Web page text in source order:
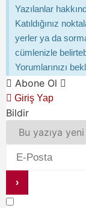
Yazılanlar
Katıldığınız
yerler ya da
cümlenizle
Yorumlarınızı
Abone Ol
Giriş Yap
Bildir